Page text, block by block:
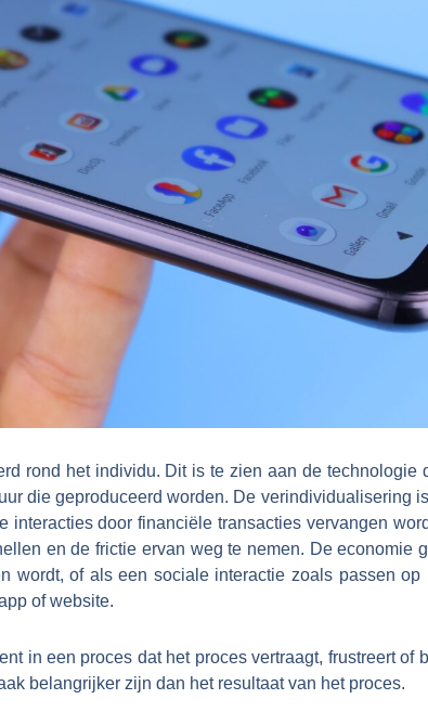
rond het individu. Dit is te zien aan de technologie
die geproduceerd worden. De verindividualisering
door financiële transacties vervangen
en de frictie ervan weg te nemen. De economie
wordt, of als een sociale interactie zoals passen op
of website.
in een proces dat het proces vertraagt, frustreert of
belangrijker zijn dan het resultaat van het proces.